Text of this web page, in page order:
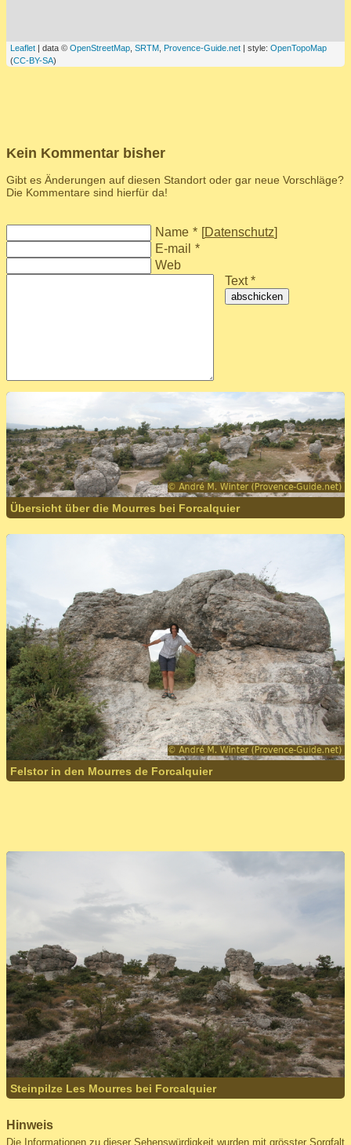
Leaflet | data © OpenStreetMap SRTM Provence-Guide.net | style: OpenTopoMap
(CC-BY-SA)
Kein Kommentar bisher
Gibt es Änderungen auf diesen Standort oder gar neue Vorschläge?
Die Kommentare sind hierfür da!
Name * [Datenschutz]
E-mail *
Web
Text *
abschicken
Übersicht über die Mourres bei Forcalquier
Felstor in den Mourres de Forcalquier
Steinpilze Les Mourres bei Forcalquier
Hinweis
Die Informationen zu dieser Sehenswürdigkeit wurden mit grösster Sorgfalt